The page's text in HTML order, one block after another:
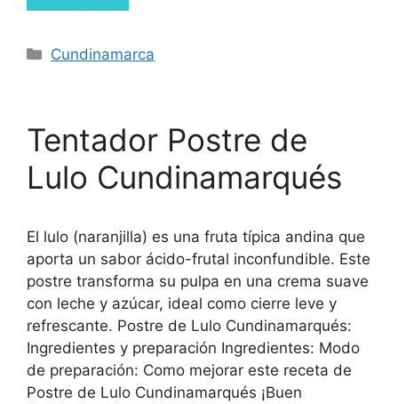
Cundinamarca
Tentador Postre de
Lulo Cundinamarqués
El lulo (naranjilla) es una fruta típica andina que
aporta un sabor ácido-frutal inconfundible. Este
postre transforma su pulpa en una crema suave
con leche y azúcar, ideal como cierre leve y
refrescante. Postre de Lulo Cundinamarqués:
Ingredientes y preparación Ingredientes: Modo
de preparación: Como mejorar este receta de
Postre de Lulo Cundinamarqués ¡Buen